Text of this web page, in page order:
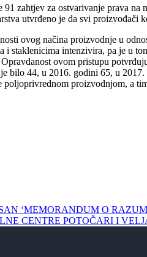
zahtjev za ostvarivanje prava
utvrđeno je da svi proizvođači
ovog načina proizvodnje u
i staklenicima intenzivira, pa je u
ovom pristupu
bilo 44, u 2016. godini 65, u
poljoprivrednom proizvodnjom, a
‘MEMORANDUM O
CENTRE POTOČARI I